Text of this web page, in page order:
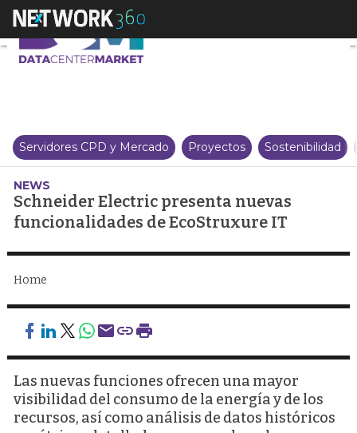
Schneider Electric presenta
Servidores CPD y Mercado Proyectos Sostenibilidad
NEWS
Schneider Electric presenta nuevas
funcionalidades de EcoStruxure IT
Home
Las nuevas funciones ofrecen una mayor
visibilidad del consumo de la energía y de los
recursos, así como análisis de datos históricos